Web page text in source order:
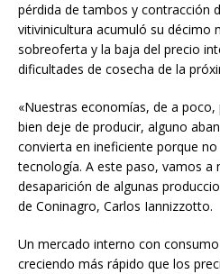
pérdida de tambos y contracción
vitivinicultura acumuló su décimo
sobreoferta y la baja del precio
dificultades de cosecha de la
«Nuestras economías, de a
bien deje de producir, alguno
convierta en ineficiente porque
tecnología. A este paso, vamos a
desaparición de algunas
de Coninagro, Carlos Iannizzotto.
Un mercado interno con
creciendo más rápido que los